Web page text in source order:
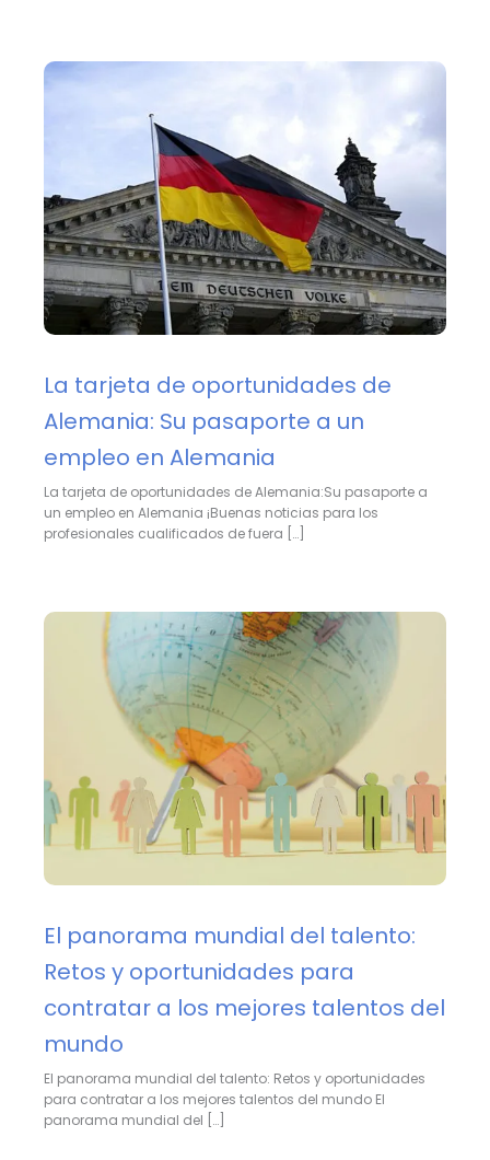
La tarjeta de oportunidades de
Alemania: Su pasaporte a un
empleo en Alemania
La tarjeta de oportunidades de Alemania:Su pasaporte a
un empleo en Alemania ¡Buenas noticias para los
profesionales cualificados de fuera […]
El panorama mundial del talento:
Retos y oportunidades para
contratar a los mejores talentos del
mundo
El panorama mundial del talento: Retos y oportunidades
para contratar a los mejores talentos del mundo El
panorama mundial del […]